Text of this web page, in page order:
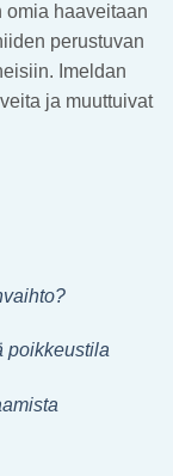
omia haaveitaan
perustuvan
Imeldan
ja muuttuivat
poikkeustila